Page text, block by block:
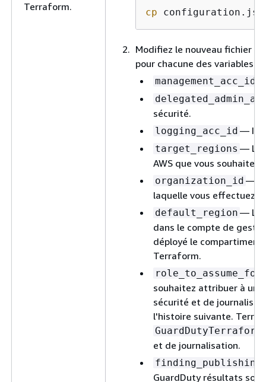
Terraform.
cp
Modifiez le nouveau fichier
pour chacune des variables
management_acc_id
sécurité.
logging_acc_id — ID
target_regions —
AWS que vous souhaitez
organization_id —
laquelle vous effectuez
default_region — La
dans le compte de
déployé le compartiment
Terraform.
souhaitez attribuer à un
sécurité et de
l'histoire suivante.
et de journalisation.
GuardDuty résultats